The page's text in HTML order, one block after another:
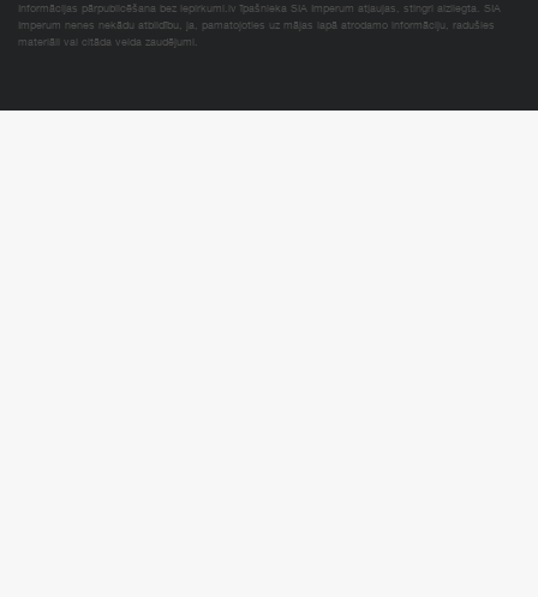
Informācijas pārpublicēšana bez iepirkumi.lv īpašnieka SIA Imperum atļaujas, stingri aizliegta. SIA
Imperum nenes nekādu atbildību, ja, pamatojoties uz mājas lapā atrodamo informāciju, radušies
materiāli vai citāda veida zaudējumi.